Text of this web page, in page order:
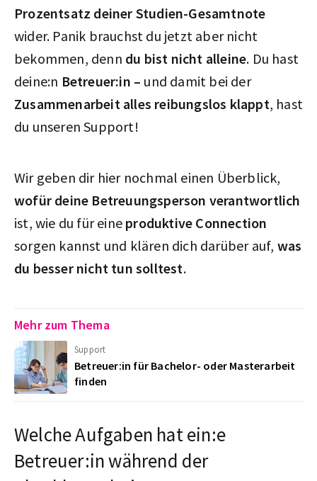
Prozentsatz deiner Studien-Gesamtnote
wider. Panik brauchst du jetzt aber nicht
bekommen, denn du bist nicht alleine. Du hast
deine:n Betreuer:in – und damit bei der
Zusammenarbeit alles reibungslos klappt, hast
du unseren Support!
Wir geben dir hier nochmal einen Überblick,
wofür deine Betreuungsperson verantwortlich
ist, wie du für eine produktive Connection
sorgen kannst und klären dich darüber auf, was
du besser nicht tun solltest.
Mehr zum Thema
Support
Betreuer:in für Bachelor- oder Masterarbeit
finden
Welche Aufgaben hat ein:e
Betreuer:in während der